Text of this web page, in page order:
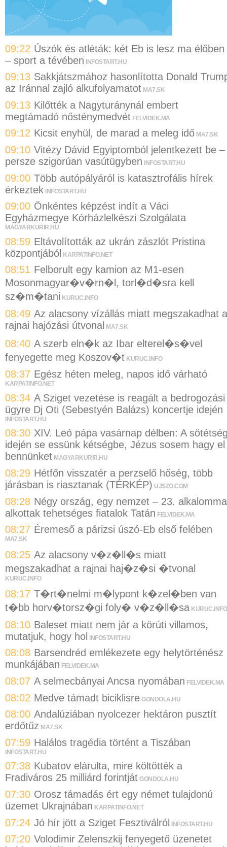
09:22 Úszók és atléták: két Eb is lesz ma élőben
– sport a tévében INFOSTART.HU
09:13 Sakkjátszmához hasonlította Donald
az Iránnal zajló alkufolyamatot MA7.SK
09:13 Kilőtték a Nagyturánynál embert
megtámadó nősténymedvét FELVIDEK.MA
09:12 Kicsit enyhül, de marad a meleg idő MA7.SK
09:10 Vitézy Dávid Egyiptomból jelentkezett be –
persze szigorúan vasútügyben
INFOSTART.HU
09:00 Több autópályáról is katasztrofális hírek
érkeztek INFOSTART.HU
09:00 Önkéntes képzést indít a Váci
Egyházmegye Kórházlelkészi Szolgálata
MAGYARKURIR.HU
08:59 Eltávolították az ukrán zászlót Pristina
központjából KARPATINFO.NET
08:51 Felborult egy kamion az M1-esen
Mosonmagyar�v�rn�l, torl�d�sra kell
sz�m�tani KURUC.INFO
08:49 Az alacsony vízállás miatt megszakadhat a
rajnai hajózási útvonal
MA7.SK
08:40 A szerb eln�k az Ibar elterel�s�vel
fenyegette meg Koszov�t KURUC.INFO
08:37 Egész héten meleg, napos idő várható
KARPATINFO.NET
08:34 A Sziget vezetése is reagált a bedrogozási
ügyre Dj Oti (Sebestyén Balázs) koncertje idején
INFOSTART.HU
08:30 XIV. Leó pápa vasárnap délben: A
idején se essünk kétségbe, Jézus sosem hagy el
bennünket MAGYARKURIR.HU
08:29 Hétfőn visszatér a perzselő hőség, több
járásban is riasztanak (TÉRKÉP) UJSZO.COM
08:28 Négy ország, egy nemzet – 23.
alkottak tehetséges fiatalok Tatán FELVIDEK.MA
08:27 Éremeső a párizsi úszó-Eb első felében
MA7.SK
08:25 Az alacsony v�z�ll�s miatt
megszakadhat a rajnai haj�z�si �tvonal
KURUC.INFO
08:17 T�rt�nelmi m�lypont k�zel�ben van
t�bb horv�torsz�gi foly� v�z�ll�sa KURUC.INFO
08:10 Baleset miatt nem jár a körúti villamos,
mutatjuk, hogy hol INFOSTART.HU
08:08 Barsendréd emlékezete egy helytörténész
munkájában FELVIDEK.MA
08:07 A selmecbányai Ancsa nyomában FELVIDEK.MA
08:02 Medve támadt biciklisre GONDOLA.HU
08:00 Andalúziában nyolcezer hektáron pusztít
erdőtűz MA7.SK
07:59 Halálos tragédia történt a Tiszában
INFOSTART.HU
07:38 Kubatov elárulta, mire költötték a
Fradiváros 25 milliárd forintját GONDOLA.HU
07:30 Orosz támadás ért egy német tulajdonú
üzemet Ukrajnában KARPATINFO.NET
07:24 Jó hír jött a Sziget Fesztiválról INFOSTART.HU
07:20 Volodimir Zelenszkij fenyegető üzenetet